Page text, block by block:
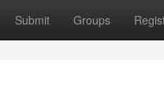
Submit Groups